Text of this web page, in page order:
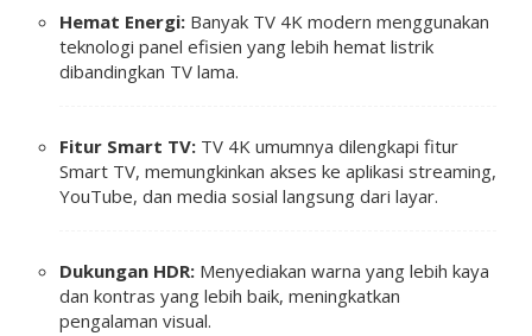
Hemat Energi: Banyak TV 4K modern menggunakan
teknologi panel efisien yang lebih hemat listrik
dibandingkan TV lama.
Fitur Smart TV: TV 4K umumnya dilengkapi fitur
Smart TV, memungkinkan akses ke aplikasi streaming,
YouTube, dan media sosial langsung dari layar.
Dukungan HDR: Menyediakan warna yang lebih kaya
dan kontras yang lebih baik, meningkatkan
pengalaman visual.